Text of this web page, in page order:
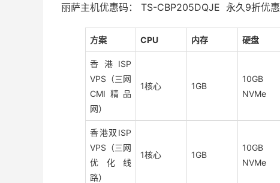
丽萨主机优惠码： TS-CBP205DQJE 永久9折优惠
方案 CPU 内存 硬盘
香港ISP
VPS（三网
CMI精品
网）
1核心 1GB
10GB
NVMe
香港双ISP
VPS（三网
优化线
路）
1核心 1GB
10GB
NVMe